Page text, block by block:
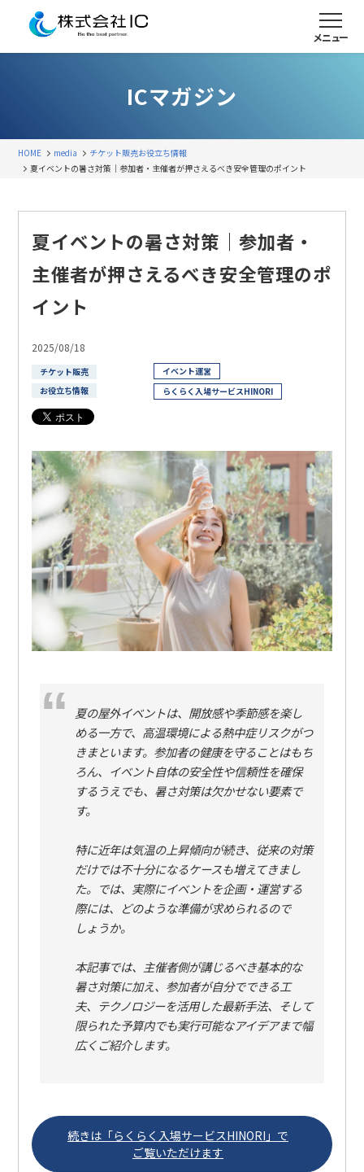
メニュー
ICマガジン
HOME media チケット販売お役立ち情報
夏イベントの暑さ対策｜参加者・主催者が押さえるべき安全管理のポイント
夏イベントの暑さ対策｜参加者・
主催者が押さえるべき安全管理のポ
イント
2025/08/18
チケット販売
お役立ち情報
イベント運営
らくらく入場サービスHINORI
夏の屋外イベントは、開放感や季節感を楽し
める一方で、高温環境による熱中症リスクがつ
きまといます。参加者の健康を守ることはもち
ろん、イベント自体の安全性や信頼性を確保
するうえでも、暑さ対策は欠かせない要素で
す。
特に近年は気温の上昇傾向が続き、従来の対策
だけでは不十分になるケースも増えてきまし
た。では、実際にイベントを企画・運営する
際には、どのような準備が求められるので
しょうか。
本記事では、主催者側が講じるべき基本的な
暑さ対策に加え、参加者が自分でできる工
夫、テクノロジーを活用した最新手法、そして
限られた予算内でも実行可能なアイデアまで幅
広くご紹介します。
続きは「らくらく入場サービスHINORI」で
ご覧いただけます